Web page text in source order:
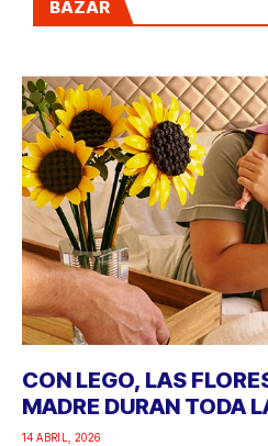
BAZAR
CON LEGO, LAS
MADRE DURAN TODA
14 ABRIL, 2026